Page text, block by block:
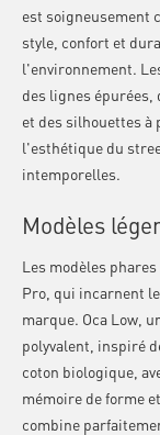
est soigneusement
style, confort et
l'environnement.
des lignes épurées,
et des silhouettes
l'esthétique du
intemporelles.
Modèles
Les modèles
Pro, qui incarnent
marque. Oca Low,
polyvalent, inspiré
coton biologique,
mémoire de forme
combine